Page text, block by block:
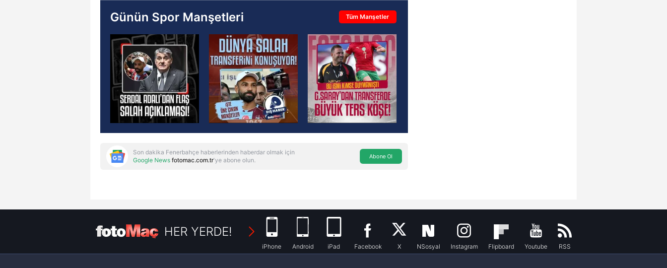
Günün Spor Manşetleri Tüm Manşetler
Son dakika Fenerbahçe haberlerinden haberdar olmak için
Google News fotomac.com.tr'ye abone olun. Abone Ol
HER YERDE!
iPhone Android iPad Facebook X NSosyal Instagram Flipboard Youtube RSS